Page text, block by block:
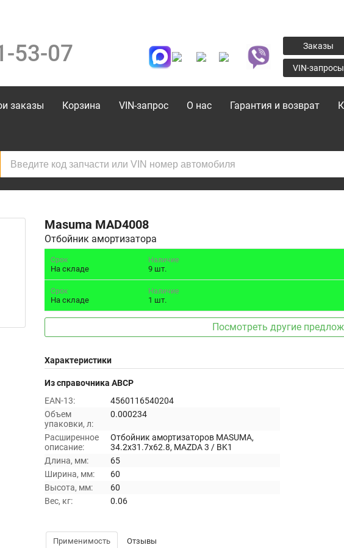
53-07 Заказы
VIN-запросы
заказы Корзина VIN-запрос О нас Гарантия и возврат
Masuma MAD4008
Отбойник амортизатора
Срок
На складе
Наличие
9 шт.
Срок
На складе
Наличие
1 шт.
Посмотреть другие
Характеристики
Из справочника ABCP
EAN-13:
4560116540204
Объем
упаковки, л:
0.000234
Расширенное
описание:
Отбойник амортизаторов MASUMA,
34.2x31.7x62.8, MAZDA 3 / BK1
Длина, мм:
65
Ширина, мм:
60
Высота, мм:
60
Вес, кг:
0.06
Применимость Отзывы